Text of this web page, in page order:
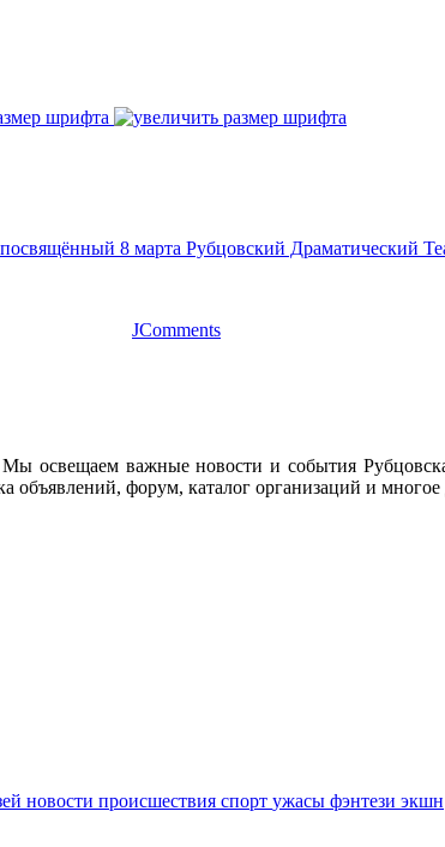
шрифта
8 марта Рубцовский Драматический
JComments
важные новости и события
объявлений, форум, каталог организаций и многое
новости происшествия спорт ужасы фэнтези экшн